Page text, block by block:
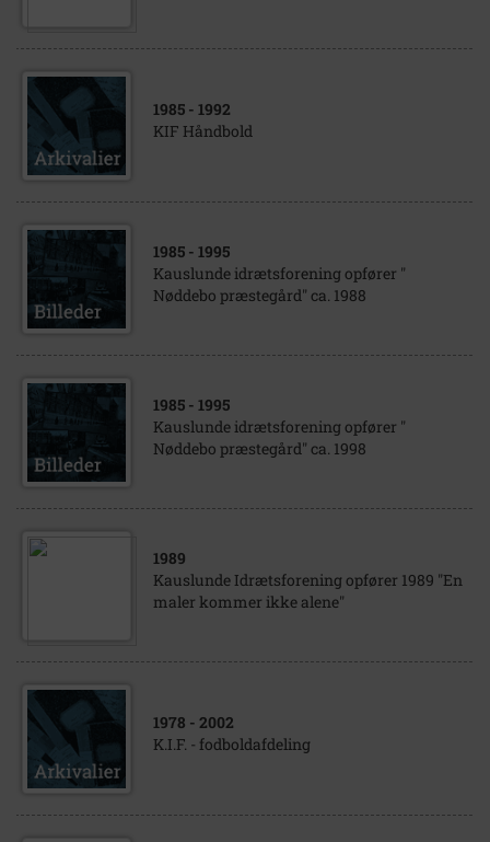
1985 - 1992
KIF Håndbold
1985 - 1995
Kauslunde idrætsforening opfører "
Nøddebo præstegård" ca. 1988
1985 - 1995
Kauslunde idrætsforening opfører "
Nøddebo præstegård" ca. 1998
1989
Kauslunde Idrætsforening opfører 1989 "En
maler kommer ikke alene"
1978 - 2002
K.I.F. - fodboldafdeling